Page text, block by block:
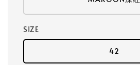
SIZE
42